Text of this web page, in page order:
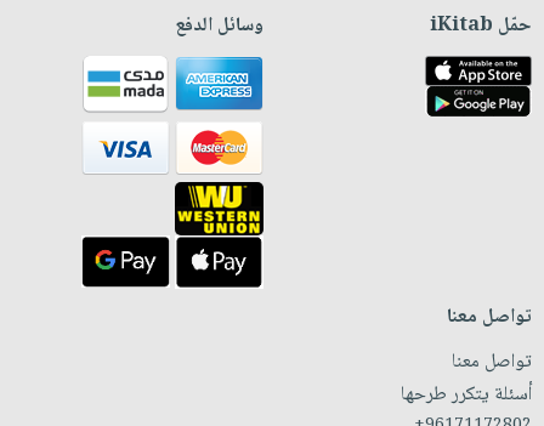
حمّل iKitab وسائل الدفع
تواصل معنا
تواصل معنا
أسئلة يتكرر طرحها